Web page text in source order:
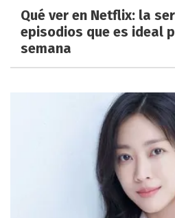
Qué ver en Netflix: la
episodios que es ideal
semana